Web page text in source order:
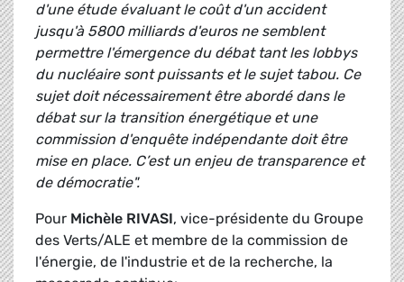
d'une étude évaluant le coût d'un accident
jusqu'à 5800 milliards d'euros ne semblent
permettre l'émergence du débat tant les lobbys
du nucléaire sont puissants et le sujet tabou. Ce
sujet doit nécessairement être abordé dans le
débat sur la transition énergétique et une
commission d'enquête indépendante doit être
mise en place. C’est un enjeu de transparence et
de démocratie".
Pour Michèle RIVASI, vice-présidente du Groupe
des Verts/ALE et membre de la commission de
l'énergie, de l'industrie et de la recherche, la